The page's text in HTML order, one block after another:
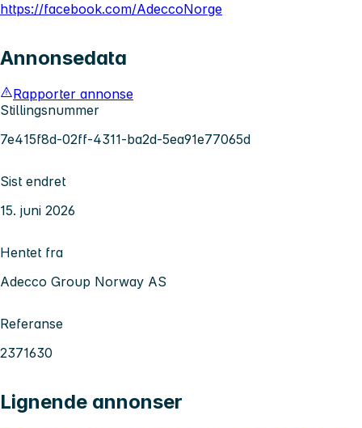
https://facebook.com/AdeccoNorge
Annonsedata
Rapporter annonse
Stillingsnummer
7e415f8d-02ff-4311-ba2d-5ea91e77065d
Sist endret
15. juni 2026
Hentet fra
Adecco Group Norway AS
Referanse
2371630
Lignende annonser